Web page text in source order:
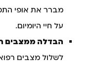
מברר את אופי
על חיי היומיום.
הבדלה ממצבים
לשלול מצבים